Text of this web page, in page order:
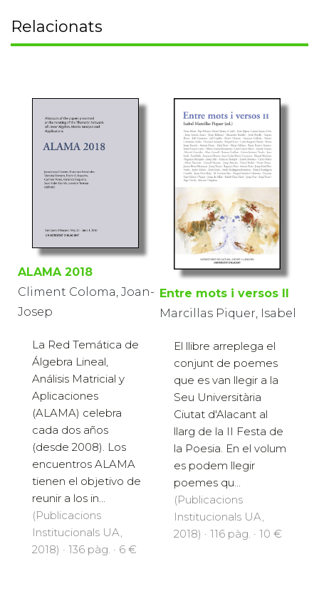
Relacionats
ALAMA 2018
Climent Coloma, Joan-
Josep
La Red Temática de
Álgebra Lineal,
Análisis Matricial y
Aplicaciones
(ALAMA) celebra
cada dos años
(desde 2008). Los
encuentros ALAMA
tienen el objetivo de
reunir a los in...
(Publicacions
Institucionals UA,
2018) · 136 pàg. · 6 €
Entre mots i versos II
Marcillas Piquer, Isabel
El llibre arreplega el
conjunt de poemes
que es van llegir a la
Seu Universitària
Ciutat d'Alacant al
llarg de la II Festa de
la Poesia. En el volum
es podem llegir
poemes qu...
(Publicacions
Institucionals UA,
2018) · 116 pàg. · 10 €